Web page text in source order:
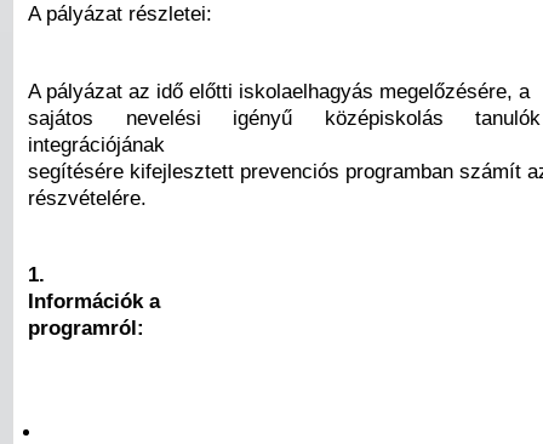
A pályázat részletei:
A pályázat az idő előtti iskolaelhagyás megelőzésére, a
sajátos nevelési igényű középiskolás
integrációjának
segítésére kifejlesztett prevenciós programban számít
részvételére.
1.
Információk a
programról: